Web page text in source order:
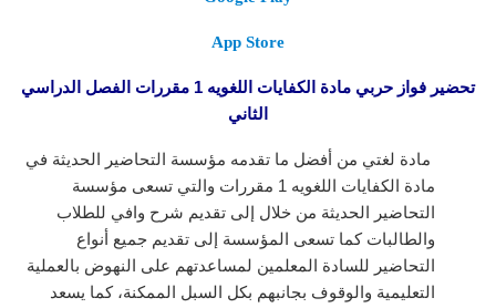
App Store
تحضير فواز حربي مادة الكفايات اللغويه 1 مقررات الفصل الدراسي
الثاني
مادة لغتي من أفضل ما تقدمه مؤسسة التحاضير الحديثة في
مادة الكفايات اللغويه 1 مقررات
والتي تسعى مؤسسة
التحاضير الحديثة من خلال إلى تقديم شرح وافي للطلاب
والطالبات كما تسعى المؤسسة إلى تقديم جميع أنواع
التحاضير للسادة المعلمين لمساعدتهم على النهوض بالعملية
التعليمية والوقوف بجانبهم بكل السبل الممكنة، كما يسعد